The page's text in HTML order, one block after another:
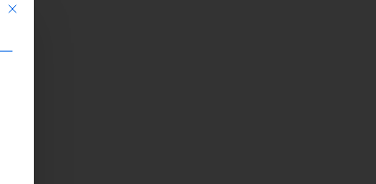
Mit diesem Button wird der Dialog geschlossen. Seine